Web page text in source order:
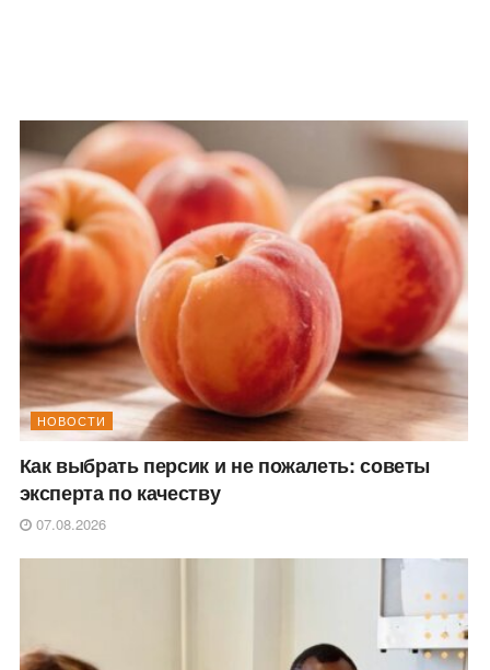
НОВОСТИ
Как выбрать персик и не пожалеть: советы
эксперта по качеству
07.08.2026